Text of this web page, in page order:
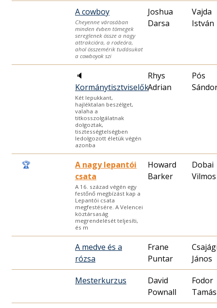
A cowboy
Cheyenne városában
minden évben tömegek
sereglenek össze a nagy
attrakcióra, a rodeóra,
ahol összemérik tudásukat
a cowboyok szi
Joshua
Darsa
Vajda
István
🔈
Kormánytisztviselők
Két lepukkant,
hajléktalan beszélget,
valaha a
titkosszolgálatnak
dolgoztak,
tisztességtelségben
ledolgozott életük végén
azonba
Rhys
Adrian
Pós
🏆
A nagy lepantói
csata
A 16. század végén egy
festőnő megbízást kap a
Lepantói csata
megfestésére. A Velencei
köztársaság
megrendelését teljesíti,
és m
Howard
Barker
Dobai
Vilmos
A medve és a
rózsa
Frane
Puntar
János
Mesterkurzus
David
Pownall
Fodor
Tamás